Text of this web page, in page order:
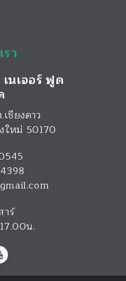
า
นเจอร์ ฟูด
ชียงดาว
ใหม่ 50170
าร์
น.